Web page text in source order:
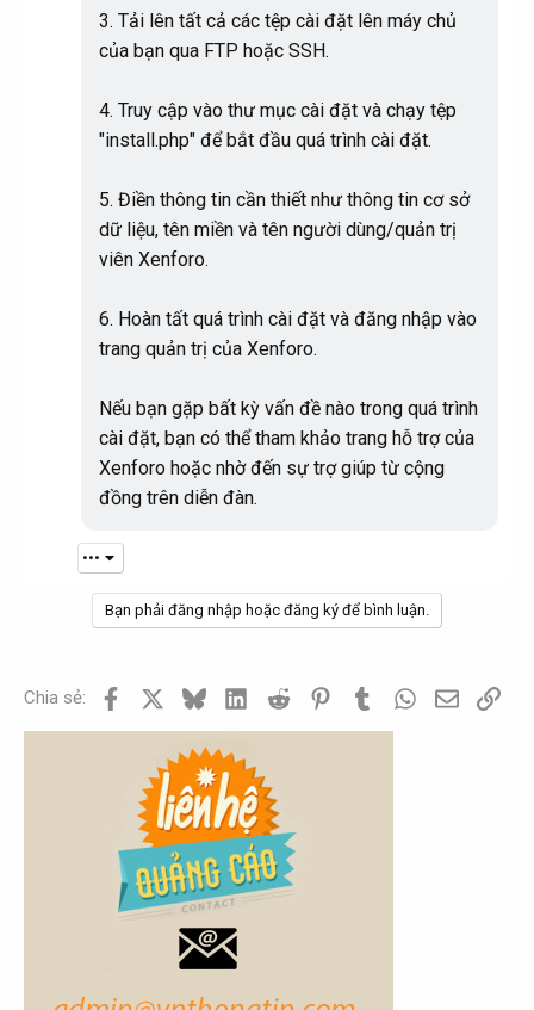
3. Tải lên tất cả các tệp cài đặt lên máy chủ
của bạn qua FTP hoặc SSH.
4. Truy cập vào thư mục cài đặt và chạy tệp
"install.php" để bắt đầu quá trình cài đặt.
5. Điền thông tin cần thiết như thông tin cơ sở
dữ liệu, tên miền và tên người dùng/quản trị
viên Xenforo.
6. Hoàn tất quá trình cài đặt và đăng nhập vào
trang quản trị của Xenforo.
Nếu bạn gặp bất kỳ vấn đề nào trong quá trình
cài đặt, bạn có thể tham khảo trang hỗ trợ của
Xenforo hoặc nhờ đến sự trợ giúp từ cộng
đồng trên diễn đàn.
•••
Bạn phải đăng nhập hoặc đăng ký để bình luận.
Chia sẻ: Facebook BlueskyLinkedInReddit PinterestTumblrWhatsApp
EmailLink